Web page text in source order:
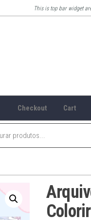
This is top bar widget
Checkout Cart